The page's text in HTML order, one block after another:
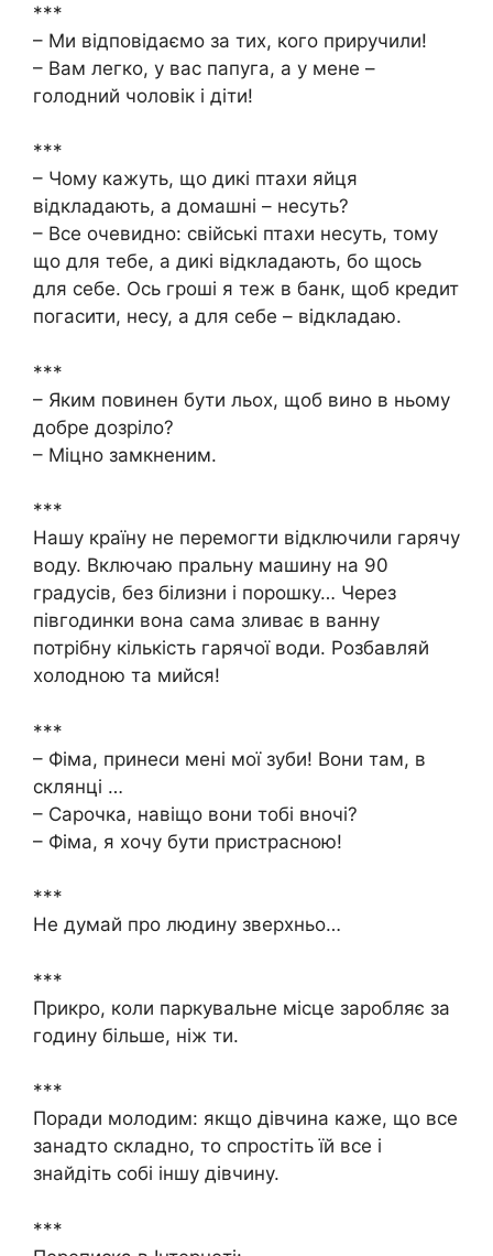
***
– Ми відповідаємо за тих, кого приручили!
– Вам легко, у вас папуга, а у мене –
голодний чоловік і діти!
***
– Чому кажуть, що дикі птахи яйця
відкладають, а домашні – несуть?
– Все очевидно: свійські птахи несуть, тому
що для тебе, а дикі відкладають, бо щось
для себе. Ось гроші я теж в банк, щоб кредит
погасити, несу, а для себе – відкладаю.
***
– Яким повинен бути льох, щоб вино в ньому
добре дозріло?
– Міцно замкненим.
***
Нашу країну не перемогти відключили гарячу
воду. Включаю пральну машину на 90
градусів, без білизни і порошку… Через
півгодинки вона сама зливає в ванну
потрібну кількість гарячої води. Розбавляй
холодною та мийся!
***
– Фіма, принеси мені мої зуби! Вони там, в
склянці …
– Сарочка, навіщо вони тобі вночі?
– Фіма, я хочу бути пристрасною!
***
Не думай про людину зверхньо…
***
Прикро, коли паркувальне місце заробляє за
годину більше, ніж ти.
***
Поради молодим: якщо дівчина каже, що все
занадто складно, то спростіть їй все і
знайдіть собі іншу дівчину.
***